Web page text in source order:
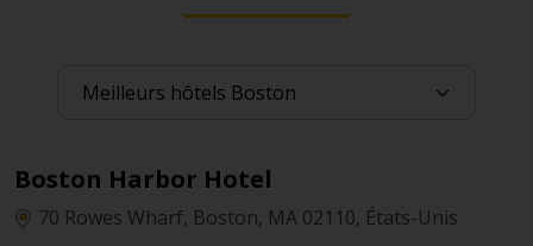
Boston Harbor Hotel
70 Rowes Wharf, Boston, MA 02110, États-Unis